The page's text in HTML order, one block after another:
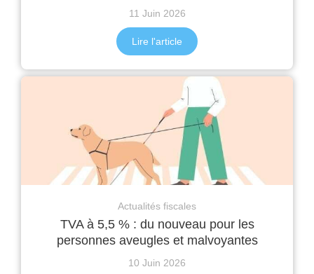
11 Juin 2026
Lire l'article
Actualités fiscales
TVA à 5,5 % : du nouveau pour les
personnes aveugles et malvoyantes
10 Juin 2026